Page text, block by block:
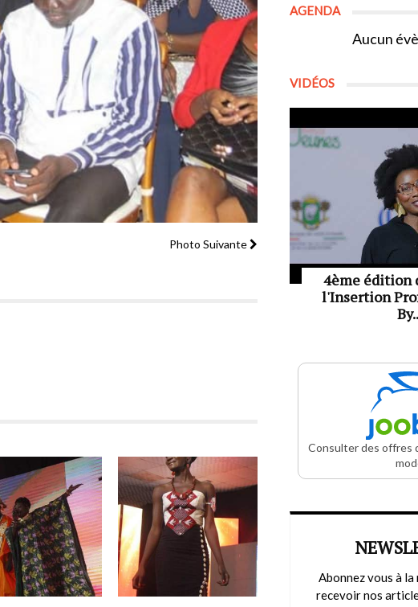
Photo Suivante
AGENDA
Aucun
VIDÉOS
4ème édition
l'Insertion
Consulter des offres
Abonnez vous à
recevoir nos